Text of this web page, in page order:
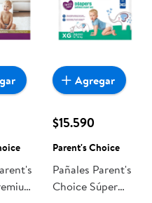
$15.590
Parent's Choice
Pañales Parent's
Choice Súper
Agregar